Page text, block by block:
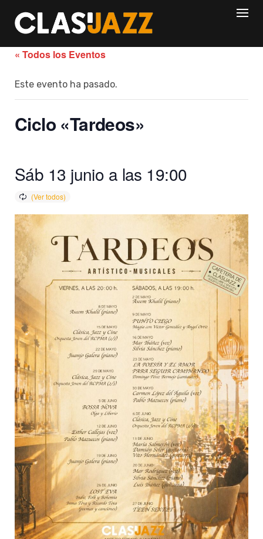
content
« Todos los Eventos
Este evento ha pasado.
Ciclo «Tardeos»
Sáb 13 junio a las 19:00